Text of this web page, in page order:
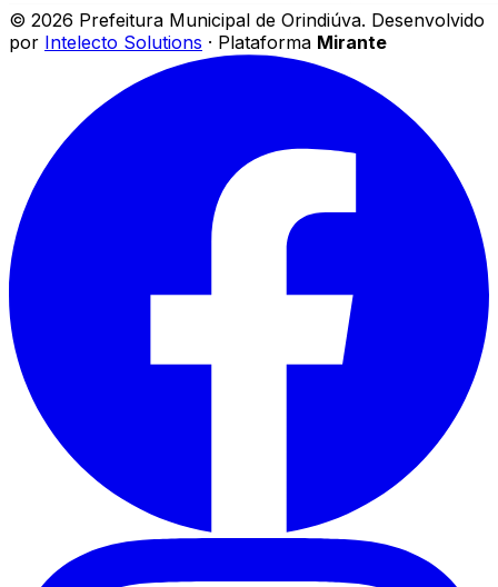
© 2026 Prefeitura Municipal de Orindiúva. Desenvolvido
por Intelecto Solutions · Plataforma Mirante